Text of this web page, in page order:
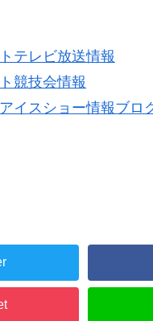
テレビ放送情報
競技会情報
イスショー情報ブロ